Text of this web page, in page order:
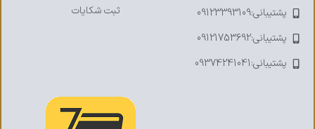
پشتیبانی:09123393109
پشتیبانی:09121753692
پشتیبانی:09374241041
ثبت شکایات